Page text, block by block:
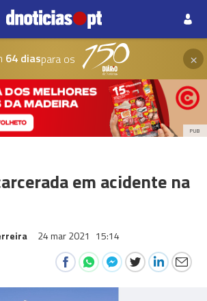
64 diaspara os ×
PUB
em acidente na
24 mar 2021 15:14